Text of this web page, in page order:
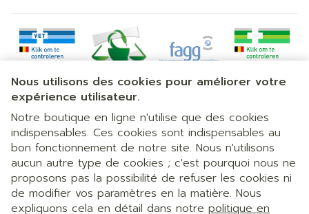
Nous utilisons des cookies pour améliorer votre
expérience utilisateur.
Notre boutique en ligne n'utilise que des cookies
indispensables. Ces cookies sont indispensables au
bon fonctionnement de notre site. Nous n'utilisons
aucun autre type de cookies ; c'est pourquoi nous ne
proposons pas la possibilité de refuser les cookies ni
de modifier vos paramètres en la matière. Nous
expliquons cela en détail dans notre politique en
Liens légaux